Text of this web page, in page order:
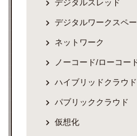
デジタルスレッド
デジタルワークスペ
ネットワーク
ノーコード/ローコー
ハイブリッドクラウド
パブリッククラウド
仮想化